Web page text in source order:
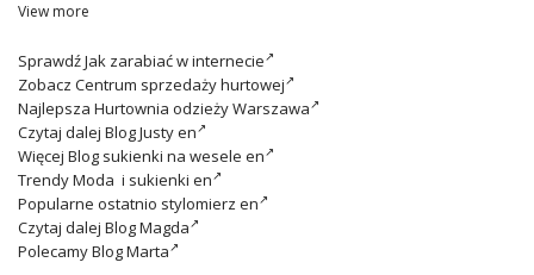
View more
SprawdźJak zarabiać w internecie
Zobacz Centrum sprzedaży hurtowej
Najlepsza Hurtownia odzieży Warszawa
Czytaj dalej Blog Justy en
Więcej Blog sukienki na wesele en
TrendyModa i sukienki en
Popularne ostatnio stylomierz en
Czytaj dalej Blog Magda
PolecamyBlog Marta